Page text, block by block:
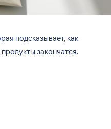
подсказывает, как
закончатся.